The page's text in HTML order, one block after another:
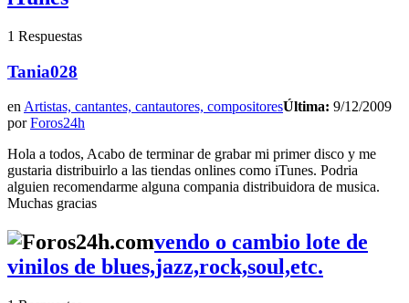
1 Respuestas
Tania028
enArtistas, cantantes, cantautores, compositoresÚltima: 9/12/2009
porForos24h
Hola a todos, Acabo de terminar de grabar mi primer disco y me
gustaria distribuirlo a las tiendas onlines como iTunes. Podria
alguien recomendarme alguna compania distribuidora de musica.
Muchas gracias
vendo o cambio lote de
vinilos de blues,jazz,rock,soul,etc.